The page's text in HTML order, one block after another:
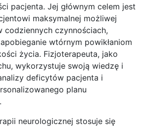
pacjenta. Jej głównym celem jest
maksymalnej możliwej
codziennych czynnościach,
wtórnym powikłaniom
życia. Fizjoterapeuta, jako
wykorzystuje swoją wiedzę i
deficytów pacjenta i
planu
neurologicznej stosuje się